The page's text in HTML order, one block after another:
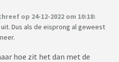
op 24-12-2022 om 10:18:
Dus als de eisprong al geweest
hoe zit het dan met de